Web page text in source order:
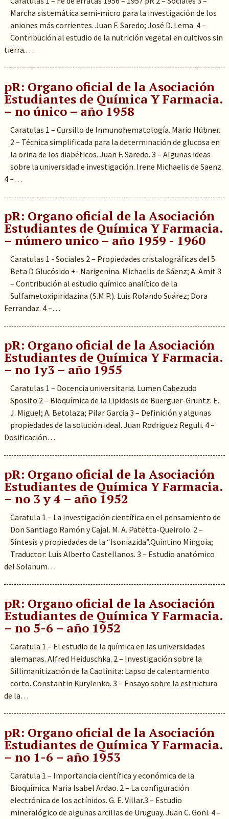
Marcha sistemática semi-micro para la investigación de los
aniones más corrientes. Juan F. Saredo; José D. Lema. 4 –
Contribución al estudio de la nutrición vegetal en cultivos sin
tierra.…
pR: Organo oficial de la Asociación
Estudiantes de Química Y Farmacia.
– no único – año 1958
Caratulas 1 – Cursillo de Inmunohematología. Mario Hübner.
2 – Técnica simplificada para la determinación de glucosa en
la orina de los diabéticos. Juan F. Saredo. 3 – Algunas ideas
sobre la universidad e investigación. Irene Michaelis de Saenz.
4 –…
pR: Organo oficial de la Asociación
Estudiantes de Química Y Farmacia.
– número unico – año 1959 - 1960
Caratulas 1 - Sociales 2 – Propiedades cristalográficas del 5
Beta D Glucósido +- Narigenina. Michaelis de Sáenz; A. Amit 3
– Contribución al estudio químico analítico de la
Sulfametoxipiridazina (S.M.P.). Luis Rolando Suárez; Dora
Ferrandaz. 4 –…
pR: Organo oficial de la Asociación
Estudiantes de Química Y Farmacia.
– no 1y3 – año 1955
Caratulas 1 – Docencia universitaria. Lumen Cabezudo
Sposito 2 – Bioquímica de la Lipidosis de Buerguer-Gruntz. E.
J. Miguel; A. Betolaza; Pilar Garcia 3 – Definición y algunas
propiedades de la solución ideal. Juan Rodriguez Reguli. 4 –
Dosificación…
pR: Organo oficial de la Asociación
Estudiantes de Química Y Farmacia.
– no 3 y 4 – año 1952
Caratula 1 – La investigación científica en el pensamiento de
Don Santiago Ramón y Cajal. M. A. Patetta-Queirolo. 2 –
Síntesis y propiedades de la “Isoniazida”.Quintino Mingoia;
Traductor: Luis Alberto Castellanos. 3 – Estudio anatómico
del Solanum…
pR: Organo oficial de la Asociación
Estudiantes de Química Y Farmacia.
– no 5-6 – año 1952
Caratula 1 – El estudio de la química en las universidades
alemanas. Alfred Heiduschka. 2 – Investigación sobre la
Sillimanitización de la Caolinita: Lapso de calentamiento
corto. Constantin Kurylenko. 3 – Ensayo sobre la estructura
de la…
pR: Organo oficial de la Asociación
Estudiantes de Química Y Farmacia.
– no 1-6 – año 1953
Caratula 1 – Importancia científica y económica de la
Bioquímica. Maria Isabel Ardao. 2 – La configuración
electrónica de los actínidos. G. E. Villar.3 – Estudio
mineralógico de algunas arcillas de Uruguay. Juan C. Goñi. 4 –